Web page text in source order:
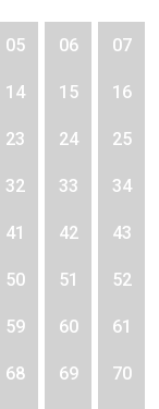
05 06 07
14 15 16
23 24 25
32 33 34
41 42 43
50 51 52
59 60 61
68 69 70